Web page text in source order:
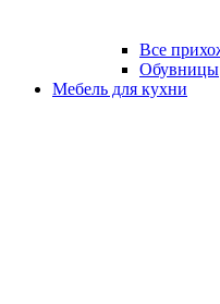
Все
Обувницы
Мебель для кухни